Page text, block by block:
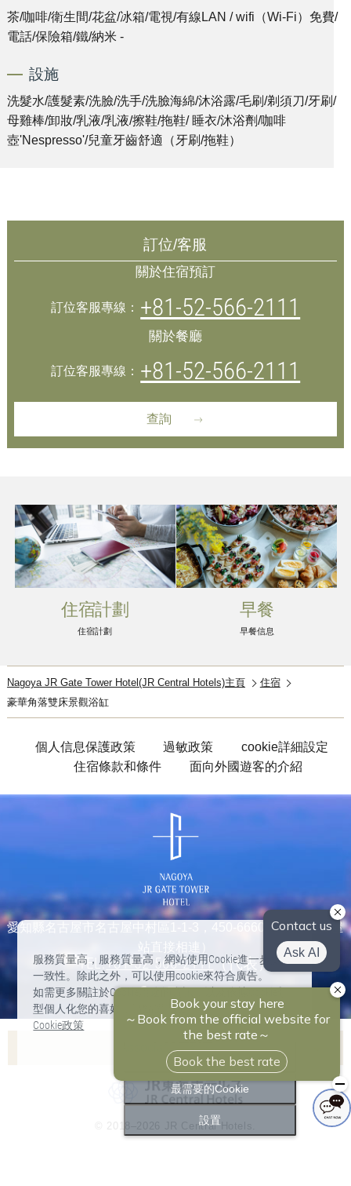
茶/咖啡/衛生間/花盆/冰箱/電視/有線LAN / wifi（Wi-Fi）免費/
電話/保險箱/鐵/納米 -
設施
洗髮水/護髮素/洗臉/洗手/洗臉海綿/沐浴露/毛刷/剃須刀/牙刷/
母雞棒/卸妝/乳液/乳液/擦鞋/拖鞋/ 睡衣/沐浴劑/咖啡
壺'Nespresso'/兒童牙齒舒適（牙刷/拖鞋）
訂位/客服
關於住宿預訂
訂位客服專線： +81-52-566-2111
關於餐廳
訂位客服專線： +81-52-566-2111
查詢
住宿計劃
住宿計劃
早餐
早餐信息
Nagoya JR Gate Tower Hotel(JR Central Hotels)主頁
住宿
豪華角落雙床景觀浴缸
個人信息保護政策 過敏政策
cookie詳細設定
住宿條款和條件
面向外國遊客的介紹
愛知縣名古屋市名古屋中村區1-1-3，450-6660（與JR名古屋
站直接相連）
TEL:+81-52-566-2111（代表）
Associa飯店列表
Nagoya Marriott Associa Hotel
Hilton Takayama Resort
© 2018–2026 JR Central Hotels.
服務質量高，服務質量高，網站使用Cookie進一步提高
一致性。除此之外，可以使用cookie來符合廣告。
如需更多關註於Cookie用途的資訊，以及依據Cookie類
型個人化您的喜好，請點選“設定”。
Cookie政策
全部接受
最需要的Cookie
設置